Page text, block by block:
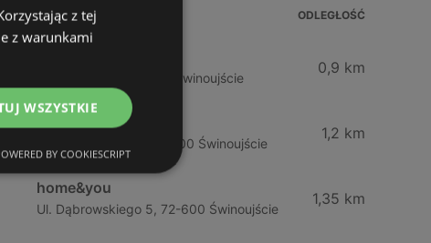
ADRES ODLEGŁOŚĆ
Chrobrego 14, 72-600 Świnoujście
0,9 km
Sklepy Komfort S.A.
Grunwaldzka 97b, 72-600 Świnoujście
1,2 km
home&you
Ul. Dąbrowskiego 5, 72-600 Świnoujście
1,35 km
z tej
z warunkami
WSZYSTKIE
BY COOKIESCRIPT